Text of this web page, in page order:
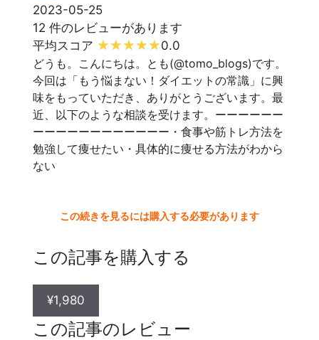
2023-05-25
12 件のレビューがあります
平均スコア
0.0
どうも。こんにちは。とも(@tomo_blogs)です。
今回は「もう悩まない！ダイエットの常識」に興
味をもっていただき、ありがとうございます。最
近、以下のような相談を受けます。ーーーーーー
ーーーーーーーーーーーー・食事や筋トレ方法を
勉強して痩せたい・具体的に痩せる方法がわから
ない
この続きを見るには購入する必要があります
この記事を購入する
¥1,980
この記事のレビュー